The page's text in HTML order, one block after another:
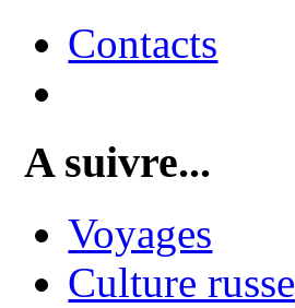
Contacts
A suivre...
Voyages
Culture russe